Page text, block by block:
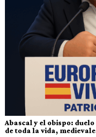
Abascal y el obispo:
de toda la vida,